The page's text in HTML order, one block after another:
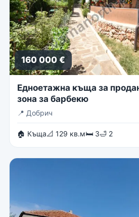
160 000 €
Едноетажна къща за
зона за барбекю
📍 Добрич
🏠 Къща📐 129 кв.м🛏 3🛁 2